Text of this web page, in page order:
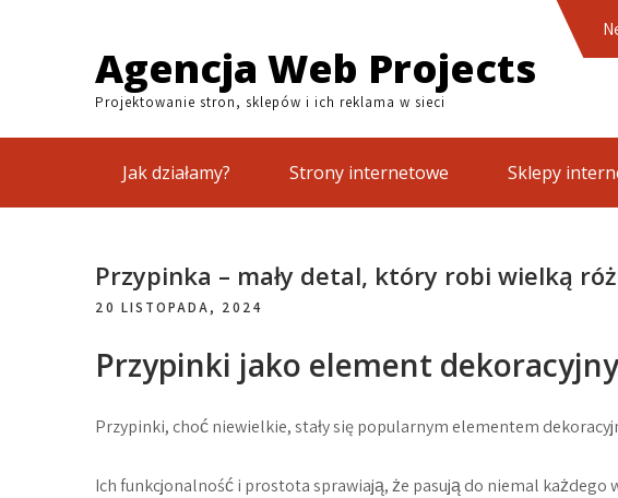
Agencja Web Projects
Projektowanie stron, sklepów i ich reklama w sieci
Jak działamy? Strony internetowe Sklepy
Przypinka – mały detal, który robi wielką
20 LISTOPADA, 2024
Przypinki jako element
Przypinki, choć niewielkie, stały się popularnym elementem
Ich funkcjonalność i prostota sprawiają, że pasują do niemal każdego